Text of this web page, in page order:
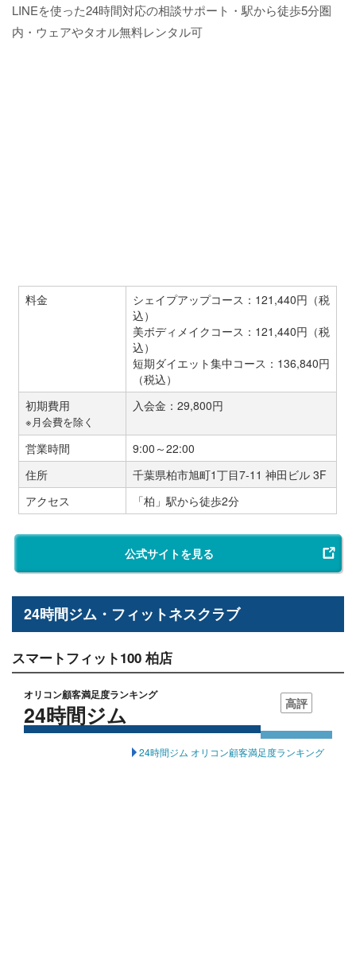
LINEを使った24時間対応の相談サポート・駅から徒歩5分圏
内・ウェアやタオル無料レンタル可
料金
シェイプアップコース：121,440円（税
込）
美ボディメイクコース：121,440円（税
込）
短期ダイエット集中コース：136,840円
（税込）
初期費用
※月会費を除く
入会金：29,800円
営業時間
9:00～22:00
住所
千葉県柏市旭町1丁目7-11 神田ビル 3F
アクセス
「柏」駅から徒歩2分
公式サイトを見る
24時間ジム・フィットネスクラブ
スマートフィット100 柏店
オリコン顧客満足度ランキング
24時間ジム 高評
24時間ジム オリコン顧客満足度ランキング